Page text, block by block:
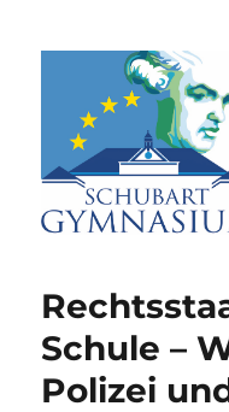
Schule –
Polizei